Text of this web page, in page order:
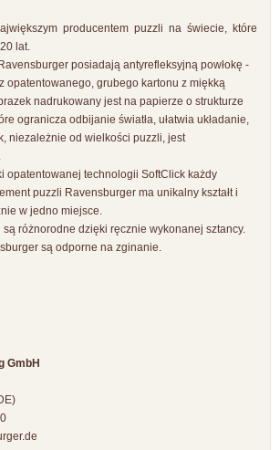
producentem puzzli na świecie, które
lat.
posiadają antyrefleksyjną powłokę -
opatentowanego, grubego kartonu z miękką
nadrukowany jest na papierze o strukturze
ogranicza odbijanie światła, ułatwia układanie,
niezależnie od wielkości puzzli, jest
opatentowanej technologii SoftClick każdy
puzzli Ravensburger ma unikalny kształt i
w jedno miejsce.
są różnorodne dzięki ręcznie wykonanej sztancy.
są odporne na zginanie.
GmbH